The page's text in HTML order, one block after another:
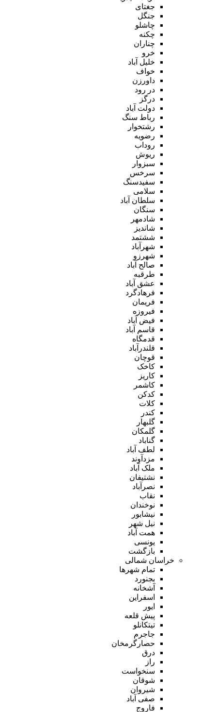
جغتای
جنگل
چاشلو
چکنه
چناران
خرو
خلیل آباد
خواف
داورزن
در رود
درگز
دولت آباد
رباط سنگ
رشتخوار
رضویه
روداب
ریوش
سبزوار
سرخس
سفیدسنگ
سلامی
سلطان آباد
سنگان
شادمهر
شاندیز
ششتمد
شهرآباد
شهرزو
صالح آباد
طرقبه
عشق آباد
فرهادگرد
فریمان
فیروزه
فیض آباد
قاسم آباد
قدمگاه
قلندرآباد
قوچان
کاخک
کاریز
کاشمر
کدکن
کلات
کندر
گلبهار
گلمکان
گناباد
لطف آباد
مزدآوند
ملک آباد
نشتیفان
نصرآباد
نقاب
نوخندان
نیشابور
نیل شهر
همت آباد
یونسی
بازگشت
خراسان شمالی
تمام شهر‌ها
بجنورد
آشخانه
اسفراین
ایور
پیش قلعه
تیتکانلو
جاجرم
حصارگرمخان
درق
راز
سنخواست
شوقان
شیروان
صفی آباد
فاروج